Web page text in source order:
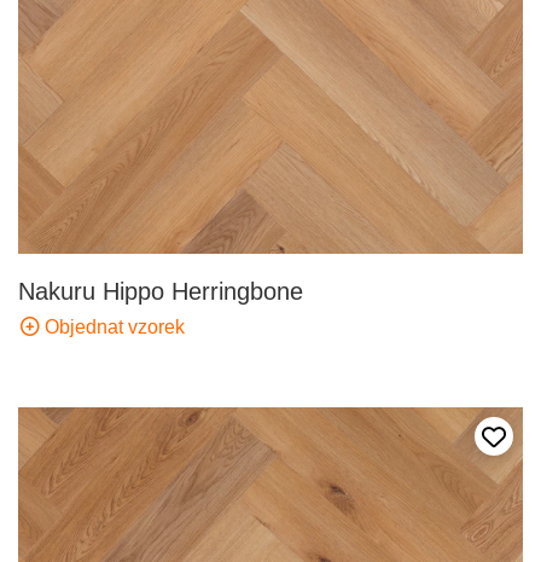
Nakuru Hippo Herringbone
Objednat vzorek